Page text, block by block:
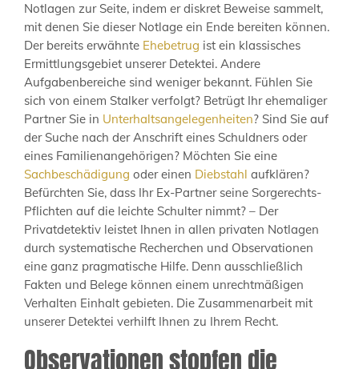
Notlagen zur Seite, indem er diskret Beweise sammelt,
mit denen Sie dieser Notlage ein Ende bereiten können.
Der bereits erwähnte Ehebetrug ist ein klassisches
Ermittlungsgebiet unserer Detektei. Andere
Aufgabenbereiche sind weniger bekannt. Fühlen Sie
sich von einem Stalker verfolgt? Betrügt Ihr ehemaliger
Partner Sie in Unterhaltsangelegenheiten? Sind Sie auf
der Suche nach der Anschrift eines Schuldners oder
eines Familienangehörigen? Möchten Sie eine
Sachbeschädigung oder einen Diebstahl aufklären?
Befürchten Sie, dass Ihr Ex-Partner seine Sorgerechts-
Pflichten auf die leichte Schulter nimmt? – Der
Privatdetektiv leistet Ihnen in allen privaten Notlagen
durch systematische Recherchen und Observationen
eine ganz pragmatische Hilfe. Denn ausschließlich
Fakten und Belege können einem unrechtmäßigen
Verhalten Einhalt gebieten. Die Zusammenarbeit mit
unserer Detektei verhilft Ihnen zu Ihrem Recht.
Observationen stopfen die